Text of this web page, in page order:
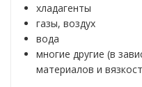
хладагенты
газы, воздух
вода
многие другие (в
материалов и